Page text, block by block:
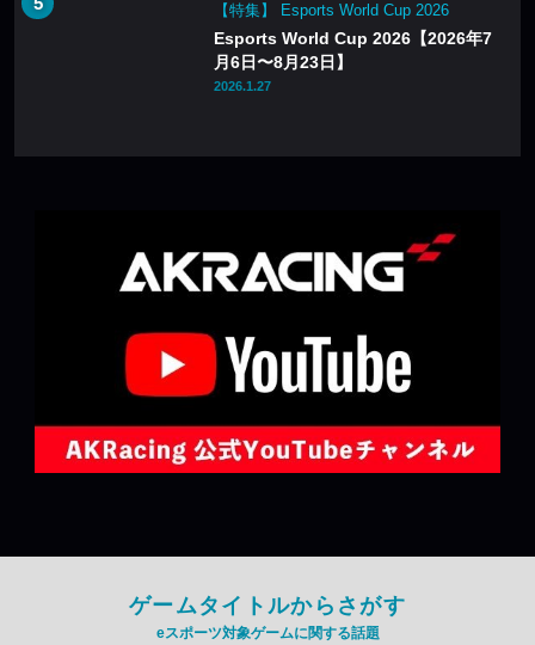
【特集】 Esports World Cup 2026
Esports World Cup 2026【2026年7
月6日〜8月23日】
2026.1.27
ゲームタイトルからさがす
eスポーツ対象ゲームに関する話題